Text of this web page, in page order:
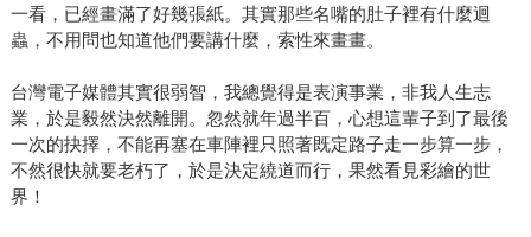
一看，已經畫滿了好幾張紙。其實那些名嘴的肚子裡有什麼迴
蟲，不用問也知道他們要講什麼，索性來畫畫。
台灣電子媒體其實很弱智，我總覺得是表演事業，非我人生志
業，於是毅然決然離開。忽然就年過半百，心想這輩子到了最後
一次的抉擇，不能再塞在車陣裡只照著既定路子走一步算一步，
不然很快就要老朽了，於是決定繞道而行，果然看見彩繪的世
界！